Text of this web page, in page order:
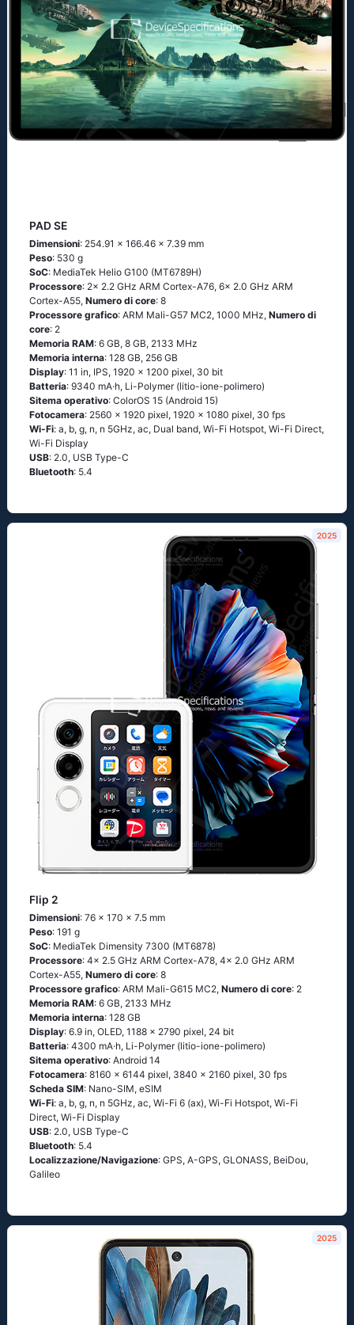
PAD SE
Dimensioni: 254.91 x 166.46 x 7.39 mm
Peso: 530 g
SoC: MediaTek Helio G100 (MT6789H)
Processore: 2x 2.2 GHz ARM Cortex-A76, 6x 2.0 GHz ARM
Cortex-A55, Numero di core: 8
Processore grafico: ARM Mali-G57 MC2, 1000 MHz, Numero di
core: 2
Memoria RAM: 6 GB, 8 GB, 2133 MHz
Memoria interna: 128 GB, 256 GB
Display: 11 in, IPS, 1920 x 1200 pixel, 30 bit
Batteria: 9340 mA·h, Li-Polymer (litio-ione-polimero)
Sitema operativo: ColorOS 15 (Android 15)
Fotocamera: 2560 x 1920 pixel, 1920 x 1080 pixel, 30 fps
Wi-Fi: a, b, g, n, n 5GHz, ac, Dual band, Wi-Fi Hotspot, Wi-Fi Direct,
Wi-Fi Display
USB: 2.0, USB Type-C
Bluetooth: 5.4
2025
Flip 2
Dimensioni: 76 x 170 x 7.5 mm
Peso: 191 g
SoC: MediaTek Dimensity 7300 (MT6878)
Processore: 4x 2.5 GHz ARM Cortex-A78, 4x 2.0 GHz ARM
Cortex-A55, Numero di core: 8
Processore grafico: ARM Mali-G615 MC2, Numero di core: 2
Memoria RAM: 6 GB, 2133 MHz
Memoria interna: 128 GB
Display: 6.9 in, OLED, 1188 x 2790 pixel, 24 bit
Batteria: 4300 mA·h, Li-Polymer (litio-ione-polimero)
Sitema operativo: Android 14
Fotocamera: 8160 x 6144 pixel, 3840 x 2160 pixel, 30 fps
Scheda SIM: Nano-SIM, eSIM
Wi-Fi: a, b, g, n, n 5GHz, ac, Wi-Fi 6 (ax), Wi-Fi Hotspot, Wi-Fi
Direct, Wi-Fi Display
USB: 2.0, USB Type-C
Bluetooth: 5.4
Localizzazione/Navigazione: GPS, A-GPS, GLONASS, BeiDou,
Galileo
2025